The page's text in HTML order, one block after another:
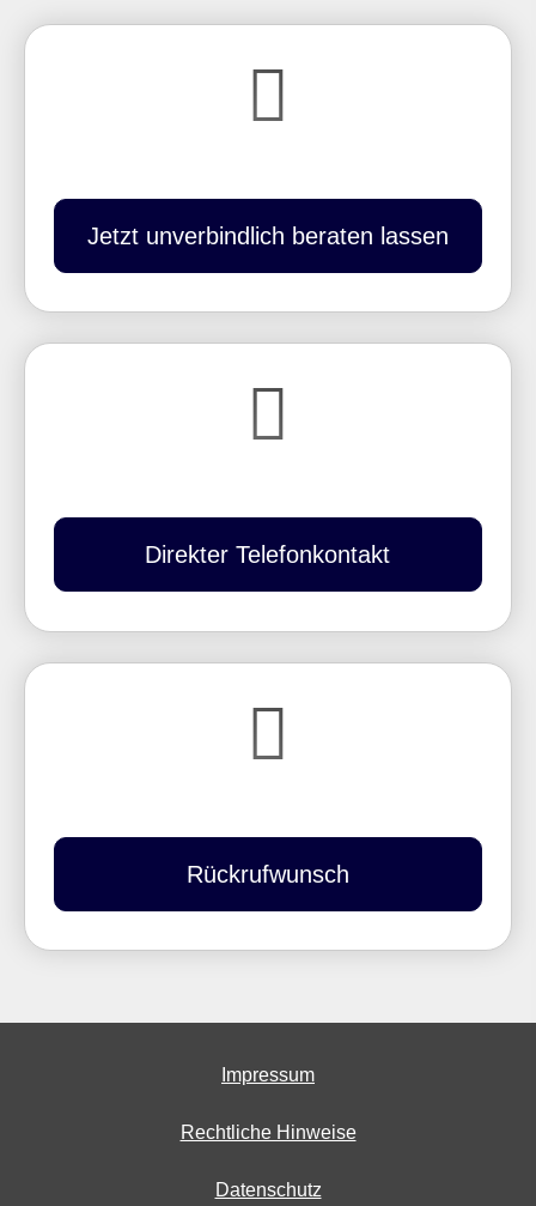
Jetzt unverbindlich beraten lassen
Direkter Telefonkontakt
Rückrufwunsch
Impressum
Rechtliche Hinweise
Datenschutz